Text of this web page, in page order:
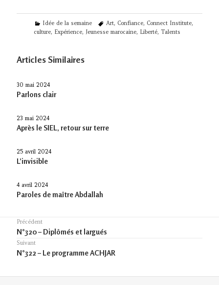
Categories
Idée de la semaine Tags
Art, Confiance, Connect Institute,
culture, Expérience, Jeunesse marocaine, Liberté, Talents
Articles Similaires
30 mai 2024
Parlons clair
23 mai 2024
Après le SIEL, retour sur terre
25 avril 2024
L’invisible
4 avril 2024
Paroles de maître Abdallah
Navigation
de
l’article
Précédent
Previous
post:
N°320 – Diplômés et largués
Suivant
Article
N°322 – Le programme ACHJAR